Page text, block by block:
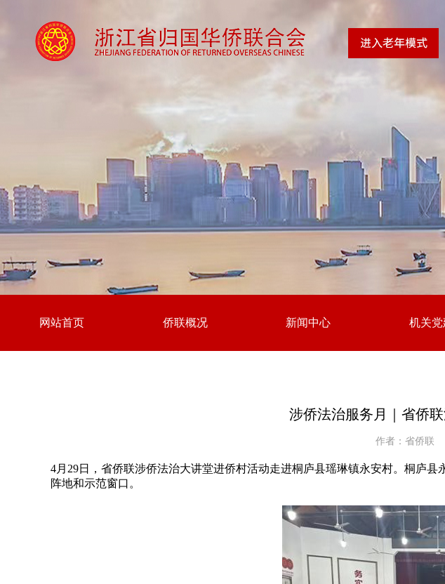
网站首页 侨联概况 新闻中心 机关党
涉侨法治服务月｜省侨
作者：省侨联
4月29日，省侨联涉侨法治大讲堂进侨村活动走进桐庐县瑶琳镇永安村。桐庐
阵地和示范窗口。